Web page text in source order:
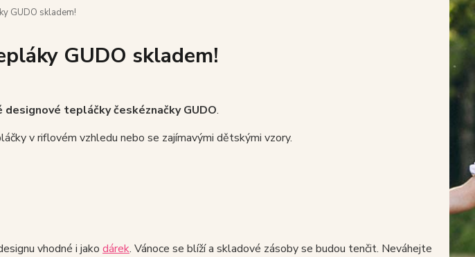
GUDO skladem!
GUDO skladem!
designové tepláčky českéznačky GUDO.
v riflovém vzhledu nebo se zajímavými dětskými vzory.
vhodné i jako dárek. Vánoce se blíží a skladové zásoby se budou tenčit. Neváhejte